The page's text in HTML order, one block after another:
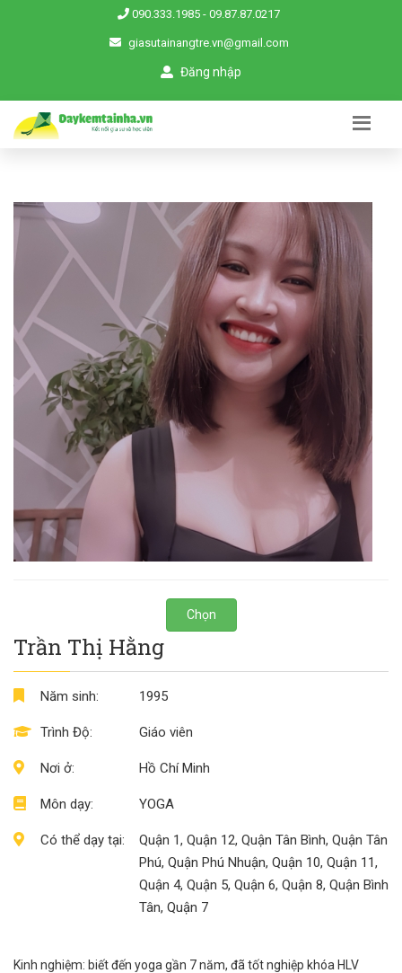
090.333.1985 - 09.87.87.0217
giasutainangtre.vn@gmail.com
Đăng nhập
Chọn
Trần Thị Hằng
Năm sinh:
Trình Độ:
Nơi ở:
Môn dạy:
Có thể dạy tại:
1995
Giáo viên
Hồ Chí Minh
YOGA
Quận 1, Quận 12, Quận Tân Bình, Quận Tân
Phú, Quận Phú Nhuận, Quận 10, Quận 11,
Quận 4, Quận 5, Quận 6, Quận 8, Quận Bình
Tân, Quận 7
Kinh nghiệm: biết đến yoga gần 7 năm, đã tốt nghiệp khóa HLV